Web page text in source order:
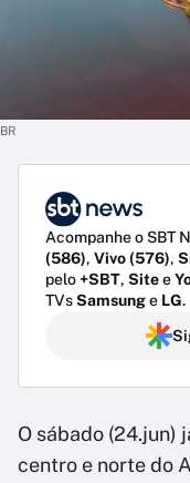
BR
Acompanhe o SBT
(586), Vivo (576),
pelo+SBT, Sitee
TVsSamsunge LG.
O sábado (24.jun)
centro e norte do